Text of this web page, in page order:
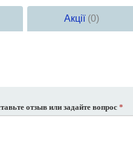
Акції (0)
отзыв или задайте вопрос *